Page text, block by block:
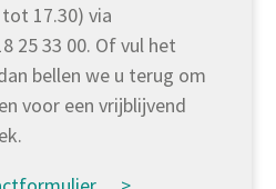
17.30) via
25 33 00. Of vul het
bellen we u terug om
voor een vrijblijvend